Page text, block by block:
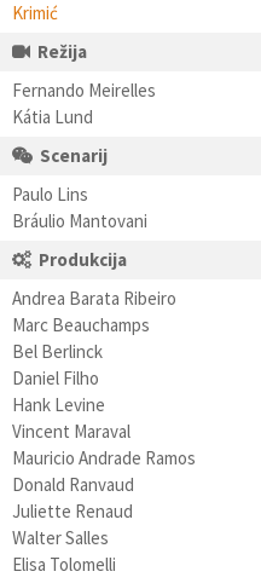
Krimić
Režija
Fernando Meirelles
Kátia Lund
Scenarij
Paulo Lins
Bráulio Mantovani
Produkcija
Andrea Barata Ribeiro
Marc Beauchamps
Bel Berlinck
Daniel Filho
Hank Levine
Vincent Maraval
Mauricio Andrade Ramos
Donald Ranvaud
Juliette Renaud
Walter Salles
Elisa Tolomelli